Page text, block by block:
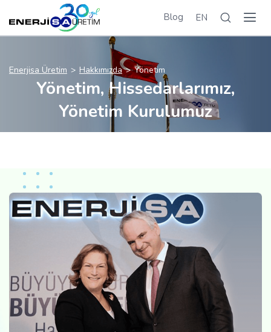
Blog EN
Enerjisa Üretim Hakkımızda Yönetim
Yönetim, Hissedarlarımız,
Yönetim Kurulumuz